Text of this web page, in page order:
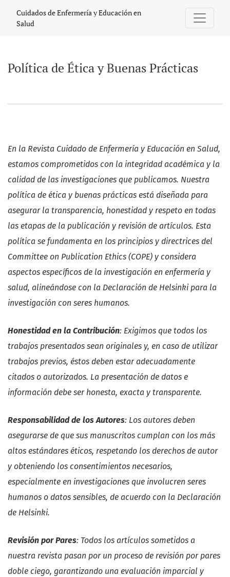
Política de Ética y Buenas Prácticas
Cuidados de Enfermería y Educación en
Salud
Política de Ética y Buenas Prácticas
En la Revista Cuidado de Enfermería y Educación en Salud,
estamos comprometidos con la integridad académica y la
calidad de las investigaciones que publicamos. Nuestra
política de ética y buenas prácticas está diseñada para
asegurar la transparencia, honestidad y respeto en todas
las etapas de la publicación y revisión de artículos. Esta
política se fundamenta en los principios y directrices del
Committee on Publication Ethics (COPE) y considera
aspectos específicos de la investigación en enfermería y
salud, alineándose con la Declaración de Helsinki para la
investigación con seres humanos.
Honestidad en la Contribución: Exigimos que todos los
trabajos presentados sean originales y, en caso de utilizar
trabajos previos, éstos deben estar adecuadamente
citados o autorizados. La presentación de datos e
información debe ser honesta, exacta y transparente.
Responsabilidad de los Autores: Los autores deben
asegurarse de que sus manuscritos cumplan con los más
altos estándares éticos, respetando los derechos de autor
y obteniendo los consentimientos necesarios,
especialmente en investigaciones que involucren seres
humanos o datos sensibles, de acuerdo con la Declaración
de Helsinki.
Revisión por Pares: Todos los artículos sometidos a
nuestra revista pasan por un proceso de revisión por pares
doble ciego, garantizando una evaluación imparcial y